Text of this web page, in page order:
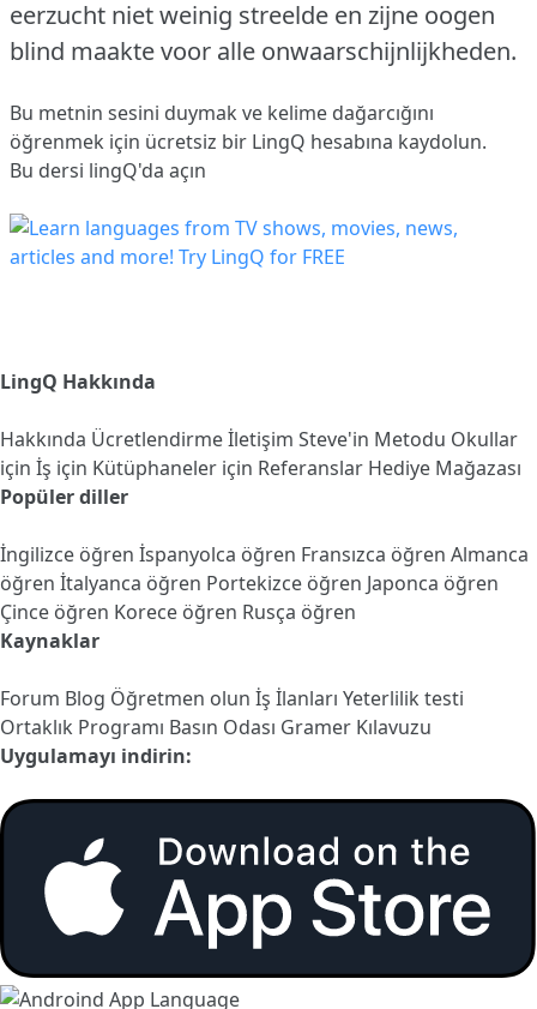
eerzucht niet weinig streelde en zijne oogen
blind maakte voor alle onwaarschijnlijkheden.
Bu metnin sesini duymak ve kelime dağarcığını
öğrenmek için ücretsiz bir LingQ hesabına kaydolun.
Bu dersi lingQ'da açın
LingQ Hakkında
Hakkında Ücretlendirmeİletişim Steve'in Metodu Okullar
için İş için Kütüphaneler için Referanslar Hediye Mağazası
Popüler diller
İngilizce öğren İspanyolca öğren Fransızca öğren Almanca
öğren İtalyanca öğren Portekizce öğren Japonca öğren
Çince öğren Korece öğren Rusça öğren
Kaynaklar
Forum Blog Öğretmen olun İş İlanları Yeterlilik testi
Ortaklık Programı Basın Odası Gramer Kılavuzu
Uygulamayı indirin: